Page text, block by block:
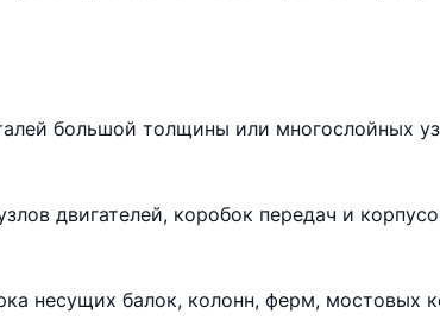
большой толщины или многослойных
двигателей, коробок передач и
несущих балок, колонн, ферм, мостовых